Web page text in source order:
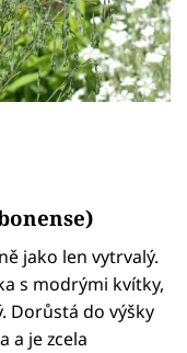
jako len vytrvalý.
s modrými kvítky,
Dorůstá do výšky
a je zcela